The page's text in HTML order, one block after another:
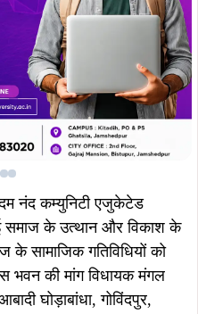
नंद कम्युनिटी एजुकेटेड
समाज के उत्थान और विकाश के
के सामाजिक गतिविधियों को
भवन की मांग विधायक मंगल
घोड़ाबांधा, गोविंदपुर,